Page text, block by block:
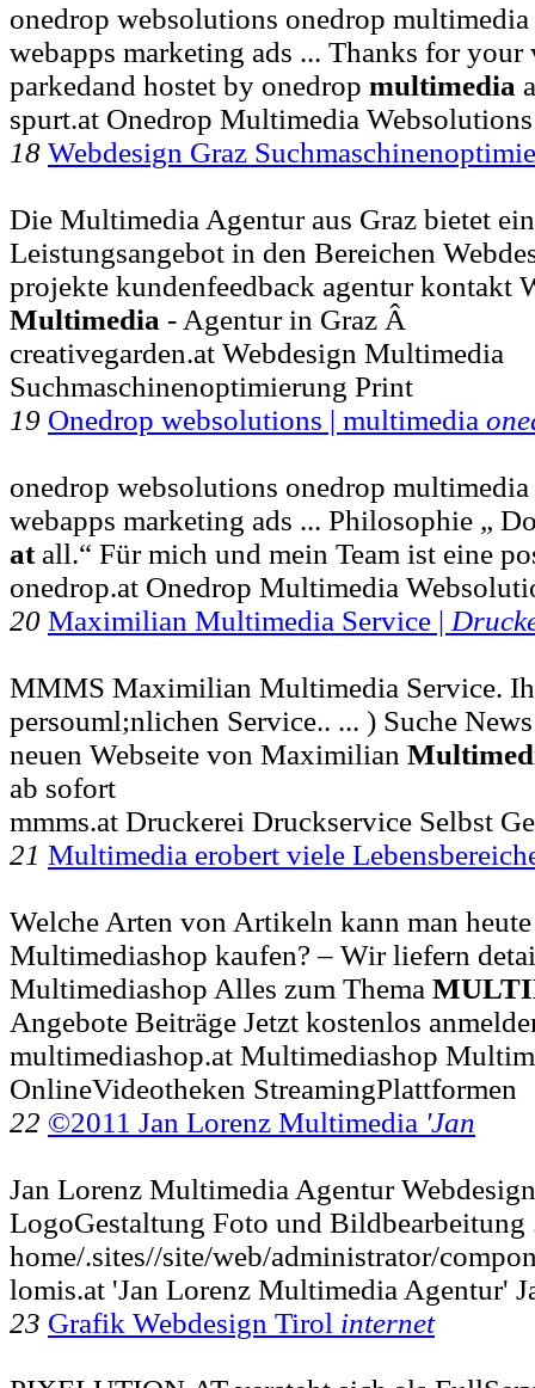
onedrop websolutions onedrop
webapps marketing ads ... Thanks for
parkedand hostet by onedrop multimedia
spurt.at Onedrop Multimedia
18 Webdesign Graz
Die Multimedia Agentur aus Graz bietet
Leistungsangebot in den Bereichen
projekte kundenfeedback agentur kontakt
Multimedia - Agentur in Graz Â
creativegarden.at Webdesign Multimedia
Suchmaschinenoptimierung Print
19 Onedrop websolutions | multimedia
onedrop websolutions onedrop
webapps marketing ads ... Philosophie „
atall.“ Für mich und mein Team ist eine
onedrop.at Onedrop Multimedia
20 Maximilian Multimedia Service |
MMMS Maximilian Multimedia Service.
persouml;nlichen Service.. ... ) Suche
neuen Webseite von Maximilian
ab sofort
mmms.at Druckerei Druckservice Selbst
21 Multimedia erobert viele
Welche Arten von Artikeln kann man
Multimediashop kaufen? – Wir liefern
Multimediashop Alles zum Thema
Angebote Beiträge Jetzt kostenlos
multimediashop.at Multimediashop
OnlineVideotheken StreamingPlattformen
22 ©2011 Jan Lorenz Multimedia 'Jan
Jan Lorenz Multimedia Agentur
LogoGestaltung Foto und
home/.sites//site/web/administrator/
lomis.at 'Jan Lorenz Multimedia Agentur'
23 Grafik Webdesign Tirol internet